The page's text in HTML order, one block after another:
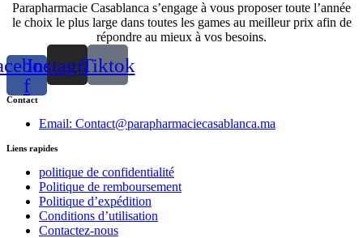
Parapharmacie Casablanca s’engage à vous proposer toute l’année
le choix le plus large dans toutes les games au meilleur prix afin de
répondre au mieux à vos besoins.
f
InstagramTiktok
Contact
Email: Contact@parapharmaciecasablanca.ma
Liens rapides
politique de confidentialité
Politique de remboursement
Politique d’expédition
Conditions d’utilisation
Contactez-nous